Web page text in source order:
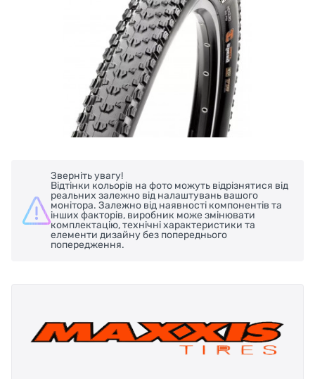
Зверніть увагу!
Відтінки кольорів на фото можуть відрізнятися від
реальних залежно від налаштувань вашого
монітора. Залежно від наявності компонентів та
інших факторів, виробник може змінювати
комплектацію, технічні характеристики та
елементи дизайну без попереднього
попередження.